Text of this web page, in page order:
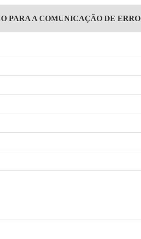
PARA A COMUNICAÇÃO DE